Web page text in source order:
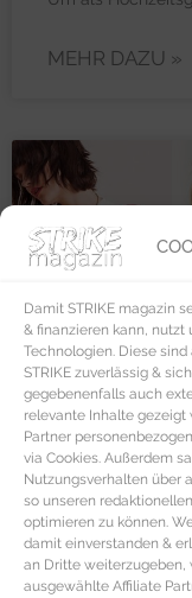
Damit STRIKE magazin
& finanzieren kann, nutzt
Technologien. Diese
STRIKE zuverlässig &
gegebenenfalls auch
relevante Inhalte gezeigt
Partner
via Cookies. Außerdem
Nutzungsverhalten über
so unseren
optimieren zu können.
damit einverstanden &
an Dritte weiterzugeben,
ausgewählte Affiliate
MEHR DAZU »